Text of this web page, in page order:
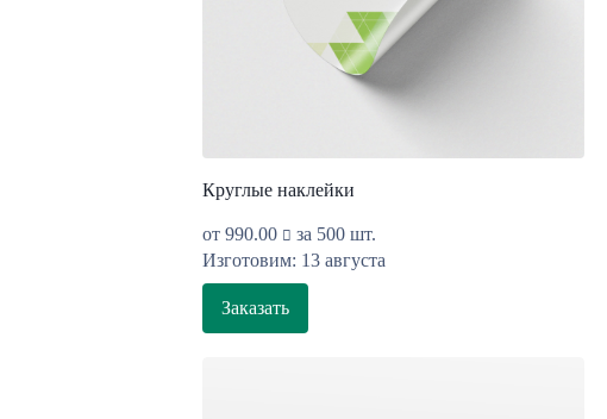
Круглые наклейки
от 990.00
за 500 шт.
Изготовим: 13 августа
Заказать